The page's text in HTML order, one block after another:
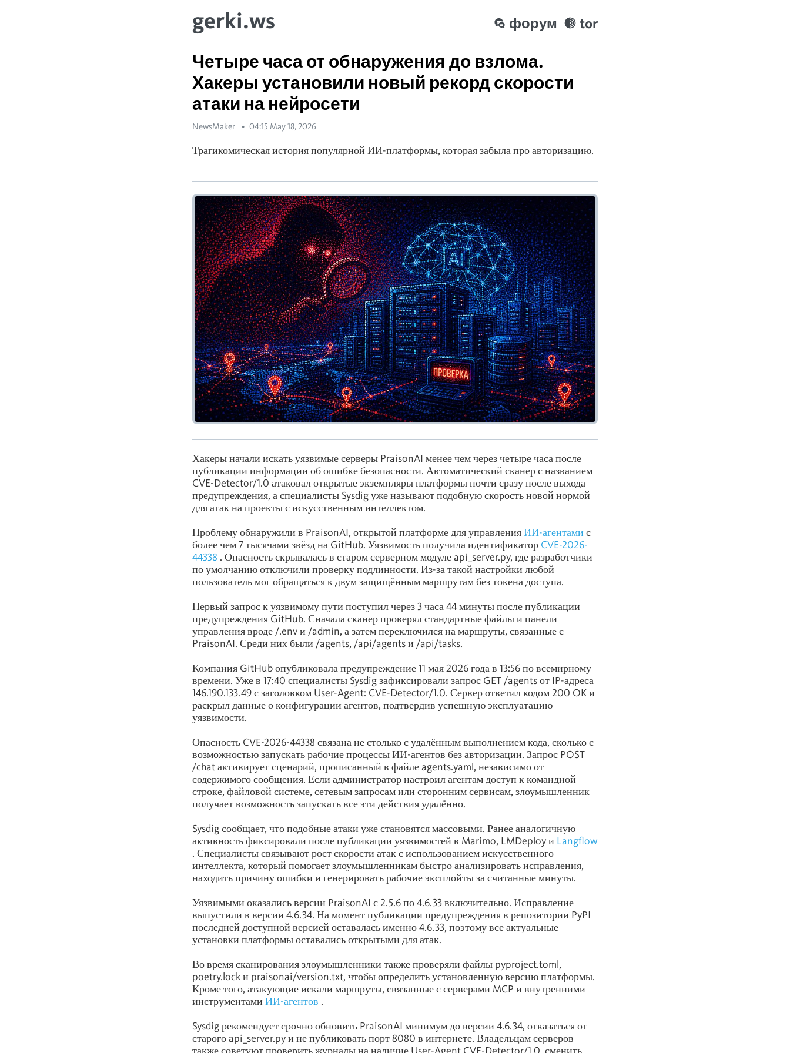
gerki.ws tor
форум
Четыре часа от обнаружения до взлома.
Хакеры установили новый рекорд скорости
атаки на нейросети
NewsMaker 04:15 May 18, 2026
Трагикомическая история популярной ИИ-платформы, которая забыла про авторизацию.
Хакеры начали искать уязвимые серверы PraisonAI менее чем через четыре часа после
публикации информации об ошибке безопасности. Автоматический сканер с названием
CVE-Detector/1.0 атаковал открытые экземпляры платформы почти сразу после выхода
предупреждения, а специалисты Sysdig уже называют подобную скорость новой нормой
для атак на проекты с искусственным интеллектом.
Проблему обнаружили в PraisonAI, открытой платформе для управленияИИ-агентами с
более чем 7 тысячами звёзд на GitHub. Уязвимость получила идентификатор CVE-2026-
44338 . Опасность скрывалась в старом серверном модуле api_server.py, где разработчики
по умолчанию отключили проверку подлинности. Из-за такой настройки любой
пользователь мог обращаться к двум защищённым маршрутам без токена доступа.
Первый запрос к уязвимому пути поступил через 3 часа 44 минуты после публикации
предупреждения GitHub. Сначала сканер проверял стандартные файлы и панели
управления вроде /.env и /admin, а затем переключился на маршруты, связанные с
PraisonAI. Среди них были /agents, /api/agents и /api/tasks.
Компания GitHub опубликовала предупреждение 11 мая 2026 года в 13:56 по всемирному
времени. Уже в 17:40 специалисты Sysdig зафиксировали запрос GET /agents от IP-адреса
146.190.133.49 с заголовком User-Agent: CVE-Detector/1.0. Сервер ответил кодом 200 OK и
раскрыл данные о конфигурации агентов, подтвердив успешную эксплуатацию
уязвимости.
Опасность CVE-2026-44338 связана не столько с удалённым выполнением кода, сколько с
возможностью запускать рабочие процессы ИИ-агентов без авторизации. Запрос POST
/chat активирует сценарий, прописанный в файле agents.yaml, независимо от
содержимого сообщения. Если администратор настроил агентам доступ к командной
строке, файловой системе, сетевым запросам или сторонним сервисам, злоумышленник
получает возможность запускать все эти действия удалённо.
Sysdig сообщает, что подобные атаки уже становятся массовыми. Ранее аналогичную
активность фиксировали после публикации уязвимостей в Marimo, LMDeploy и Langflow
. Специалисты связывают рост скорости атак с использованием искусственного
интеллекта, который помогает злоумышленникам быстро анализировать исправления,
находить причину ошибки и генерировать рабочие эксплойты за считанные минуты.
Уязвимыми оказались версии PraisonAI с 2.5.6 по 4.6.33 включительно. Исправление
выпустили в версии 4.6.34. На момент публикации предупреждения в репозитории PyPI
последней доступной версией оставалась именно 4.6.33, поэтому все актуальные
установки платформы оставались открытыми для атак.
Во время сканирования злоумышленники также проверяли файлы pyproject.toml,
poetry.lock и praisonai/version.txt, чтобы определить установленную версию платформы.
Кроме того, атакующие искали маршруты, связанные с серверами MCP и внутренними
инструментами ИИ-агентов .
Sysdig рекомендует срочно обновить PraisonAI минимум до версии 4.6.34, отказаться от
старого api_server.py и не публиковать порт 8080 в интернете. Владельцам серверов
также советуют проверить журналы на наличие User-Agent CVE-Detector/1.0, сменить